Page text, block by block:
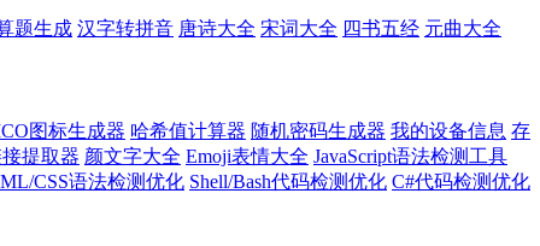
题生成 汉字转拼音 唐诗大全 宋词大全 四书五经 元曲大全
图标生成器 哈希值计算器 随机密码生成器 我的设备信息 存
提取器 颜文字大全 Emoji表情大全 JavaScript语法检测工具
CSS语法检测优化 Shell/Bash代码检测优化 C#代码检测优化